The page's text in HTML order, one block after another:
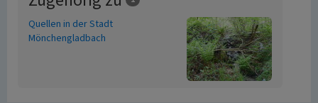
Quellen in der Stadt
Mönchengladbach